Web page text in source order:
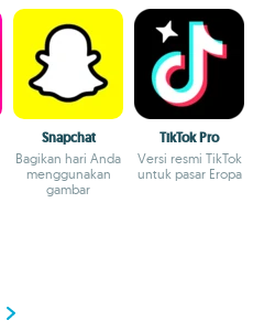
Snapchat
Bagikan hari Anda
menggunakan
gambar
TikTok Pro
Versi resmi TikTok
untuk pasar Eropa